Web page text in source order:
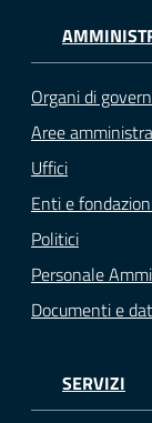
argomenti...
Seguici
su
Organi di
Aree
Uffici
Enti e
Politici
Personale
Documenti e
SERVIZI